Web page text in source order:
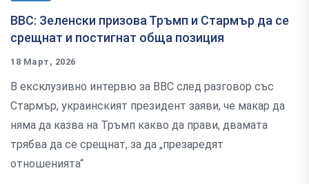
BBC: Зеленски призова Тръмп и Стармър да се
срещнат и постигнат обща позиция
18 Март, 2026
В ексклузивно интервю за BBC след разговор със
Стармър, украинският президент заяви, че макар да
няма да казва на Тръмп какво да прави, двамата
трябва да се срещнат, за да „презаредят
отношенията“